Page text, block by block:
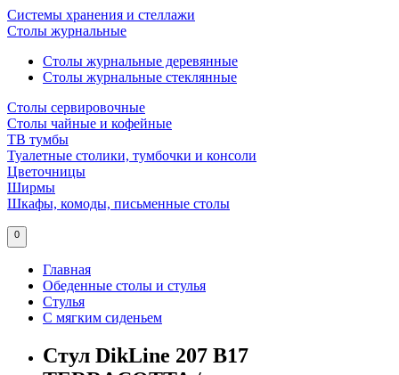
Системы хранения и стеллажи
Столы журнальные
Столы журнальные деревянные
Столы журнальные стеклянные
Столы сервировочные
Столы чайные и кофейные
ТВ тумбы
Туалетные столики, тумбочки и консоли
Цветочницы
Ширмы
Шкафы, комоды, письменные столы
0
Главная
Обеденные столы и стулья
Стулья
С мягким сиденьем
Стул DikLine 207 B17